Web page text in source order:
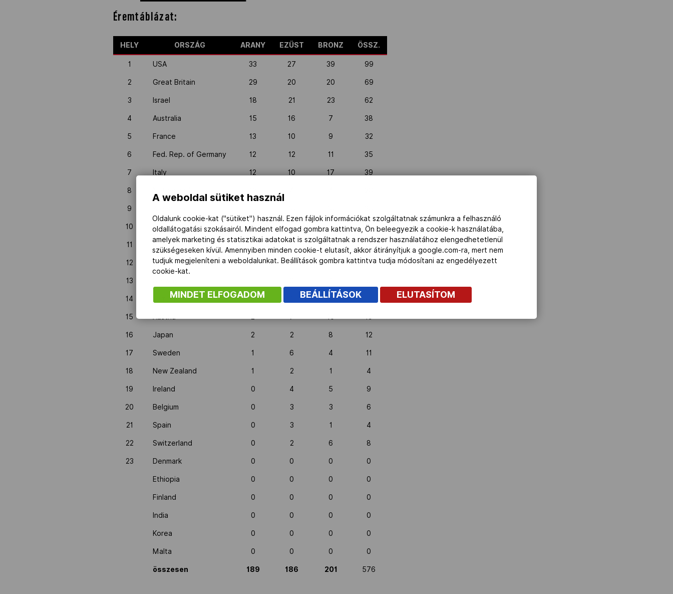
Adatbank
Éremtáblázat:
HELY ORSZÁG ARANY EZÜST BRONZ ÖSSZ.
1 USA 33 27 39 99
2 Great Britain 29 20 20 69
3 Israel 18 21 23 62
4 Australia 15 16 7 38
5 France 13 10 9 32
6 Fed. Rep. of Germany 12 12 11 35
7 Italy 12 10 17 39
8
9
10 South Africa 9 10 7 26
11 Rhodesia 6 7 7 20
12 Canada 6 6 7 19
13
14 Jamaica 3 1
15 Austria 2 7 10 19
16 Japan 2 2 8 12
17 Sweden 1 6 4 11
18 New Zealand 1 2 1 4
19 Ireland 0 4 5 9
20 Belgium 0 3 3 6
21 Spain 0 3 1 4
22 Switzerland 0 2 6 8
23 Denmark 0 0 0 0
Ethiopia 0 0 0 0
Finland 0 0 0 0
India 0 0 0 0
Korea 0 0 0 0
Malta 0 0 0 0
összesen 189 186 201 576
A weboldal sütiket használ
Oldalunk cookie-kat ("sütiket") használ. Ezen fájlok információkat szolgáltatnak számunkra a felhasználó
oldallátogatási szokásairól. Mindent elfogad gombra kattintva, Ön beleegyezik a cookie-k használatába,
amelyek marketing és statisztikai adatokat is szolgáltatnak a rendszer használatához elengedhetetlenül
szükségeseken kívül. Amennyiben minden cookie-t elutasít, akkor átirányítjuk a google.com-ra, mert nem
tudjuk megjeleníteni a weboldalunkat. Beállítások gombra kattintva tudja módosítani az engedélyezett
cookie-kat.
MINDET ELFOGADOM BEÁLLÍTÁSOK ELUTASÍTOM